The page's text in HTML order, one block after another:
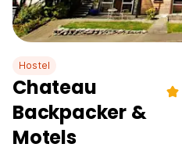
Hostel
Chateau
Backpacker &
Motels